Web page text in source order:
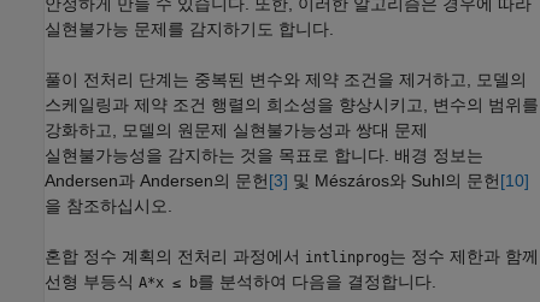
실현불가능 문제를 감지하기도 합니다.
풀이 전처리 단계는 중복된 변수와 제약 조건을 제거하고, 모델의
스케일링과 제약 조건 행렬의 희소성을 향상시키고, 변수의 범위를
강화하고, 모델의 원문제 실현불가능성과 쌍대 문제
실현불가능성을 감지하는 것을 목표로 합니다. 배경 정보는
Andersen과 Andersen의 문헌[3] 및 Mészáros와 Suhl의 문헌[10]
을 참조하십시오.
혼합 정수 계획의 전처리 과정에서 intlinprog는 정수 제한과 함께
선형 부등식 A*x ≤ b를 분석하여 다음을 결정합니다.